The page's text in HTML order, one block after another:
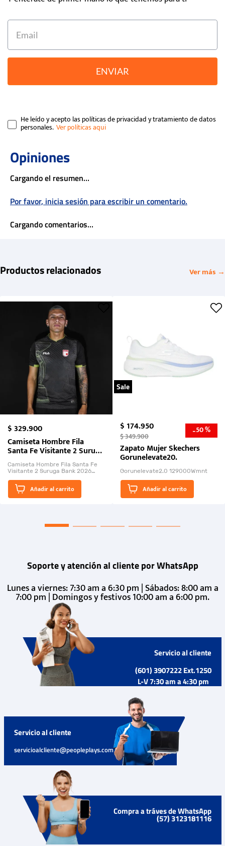
ENVIAR
He leído y acepto las políticas de privacidad y tratamiento de datos
personales.
Cargando el resumen…
Por favor, inicia sesión para escribir un comentario.
Cargando comentarios…
Productos relacionados Ver más →
$329.900
Camiseta Hombre Fila
Santa Fe Visitante 2 Suruga
Bank 2026
Camiseta Hombre Fila Santa Fe
Visitante 2 Suruga Bank 2026
El Rugido del Sol Naciente:
“Primeros para la Et...
Añadir al carrito
Sale
$174.950
$349.900 -50 %
Zapato Mujer Skechers
Gorunelevate20.
Gorunelevate2.0 129000Wmnt
Añadir al carrito
Soporte y atención al cliente por WhatsApp
Lunes a viernes: 7:30 am a 6:30 pm | Sábados: 8:00 am a
7:00 pm | Domingos y festivos 10:00 am a 6:00 pm.
Servicio al cliente
(601) 3907222 Ext.1250
L-V 7:30 am a 4:30 pm
Servicio al cliente
servicioalcliente@peopleplays.com
Compra a tráves de WhatsApp
(57) 3123181116